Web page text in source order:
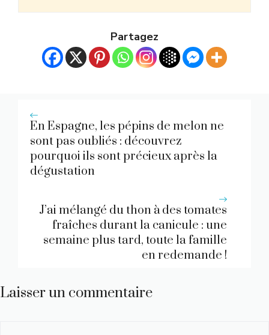
Partagez
En Espagne, les pépins de melon ne
sont pas oubliés : découvrez
pourquoi ils sont précieux après la
dégustation
J’ai mélangé du thon à des tomates
fraîches durant la canicule : une
semaine plus tard, toute la famille
en redemande !
Laisser un commentaire